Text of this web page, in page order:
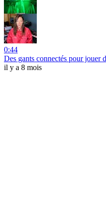
0:44
Des gants connectés pour jouer
il y a 8 mois